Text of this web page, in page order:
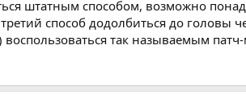
штатным способом, возможно
способ додолбиться до головы
так называемым